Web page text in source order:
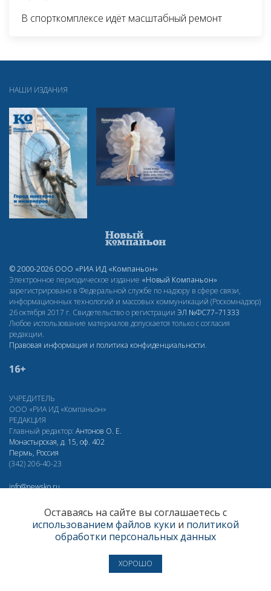
В спорткомплексе идёт масштабный ремонт
НАШИ ИЗДАНИЯ
© 2000-2026 ООО «РИА ИД «Компаньон»
Электронное периодическое издание «Новый Компаньон»
зарегистрировано в Федеральной службе по надзору в сфере связи,
информационных технологий и массовых коммуникаций (Роскомнадзор)
26 октября 2017 г. Свидетельство о регистрации ЭЛ №ФС77–71333
Любое использование материалов допускается только с согласия
редакции.
Правовая информация и политика конфиденциальности.
16+
УЧРЕДИТЕЛЬ
ООО «РИА ИД «Компаньон»
РЕДАКЦИЯ
Главный редактор: Антонов О. Е.
Монастырская, д. 15, оф. 402
Пермь, Россия
(342) 206-40-23
info@newsko.ru
О ПРОЕКТЕОставаясь на сайте вы соглашаетесь с
использованием файлов куки и политикой
обработки персональных данных
ХОРОШО